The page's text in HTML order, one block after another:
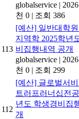
globalservice |
천 0 | 조회 386
113
[예산] 일반대학
지역학 2025학년
비집행내역 공개
globalservice |
천 0 | 조회 299
112
[예산] 글로벌서
트러프러너십전
년도 학생경비집
개